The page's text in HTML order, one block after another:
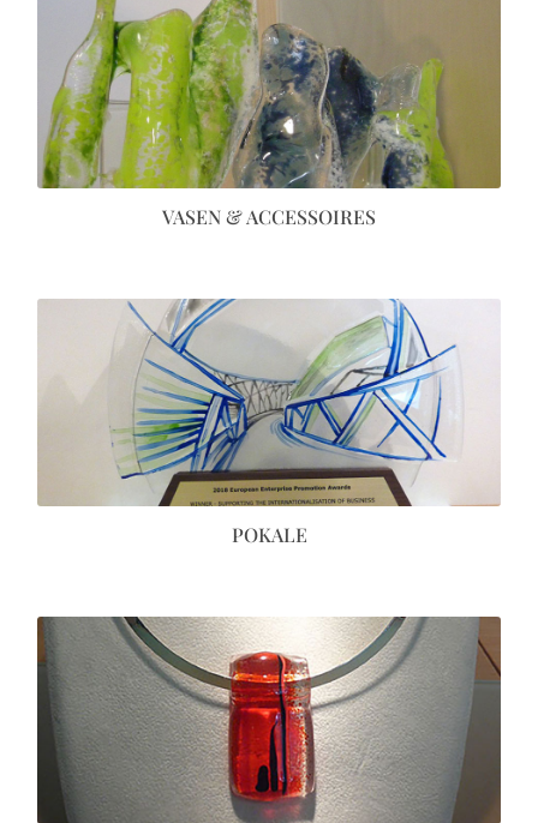
VASEN & ACCESSOIRES
POKALE